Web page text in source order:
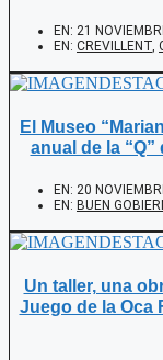
EN: 21
EN: CREVILLENT,
El Museo
anual de la
EN: 20
EN: BUEN
Un taller, una
Juego de la Oca